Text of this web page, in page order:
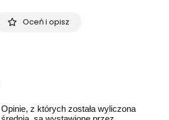
Oceń i opisz
Opinie, z których została wyliczona